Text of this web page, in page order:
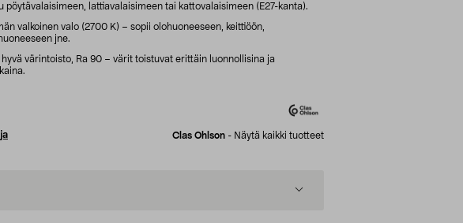
pöytävalaisimeen, lattiavalaisimeen tai kattovalaisimeen (E27-kanta).
valkoinen valo (2700 K) – sopii olohuoneeseen, keittiöön,
jne.
hyvä värintoisto, Ra 90 – värit toistuvat erittäin luonnollisina ja
Clas Ohlson - Näytä kaikki tuotteet